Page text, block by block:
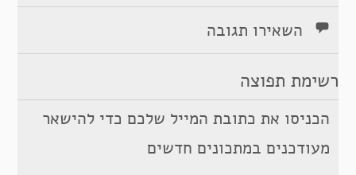
השאירו תגובה
רשימת תפוצה
הכניסו את כתובת המייל שלכם כדי להישאר
מעודכנים במתכונים חדשים